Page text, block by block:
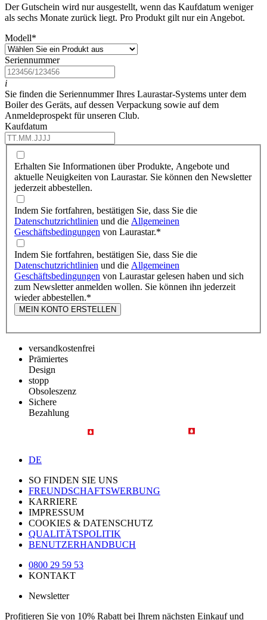
Der Gutschein wird nur ausgestellt, wenn das Kaufdatum weniger
als sechs Monate zurück liegt. Pro Produkt gilt nur ein Angebot.
Modell*
Seriennummer
i
Sie finden die Seriennummer Ihres Laurastar-Systems unter dem
Boiler des Geräts, auf dessen Verpackung sowie auf dem
Anmeldeprospekt für unseren Club.
Kaufdatum
Erhalten Sie Informationen über Produkte, Angebote und
aktuelle Neuigkeiten von Laurastar. Sie können den Newsletter
jederzeit abbestellen.
Indem Sie fortfahren, bestätigen Sie, dass Sie die
Datenschutzrichtlinien und die Allgemeinen
Geschäftsbedingungen von Laurastar.*
Indem Sie fortfahren, bestätigen Sie, dass Sie die
Datenschutzrichtlinien und die Allgemeinen
Geschäftsbedingungen von Laurastar gelesen haben und sich
zum Newsletter anmelden wollen. Sie können ihn jederzeit
wieder abbestellen.*
MEIN KONTO ERSTELLEN
versandkostenfrei
Prämiertes
Design
stopp
Obsoleszenz
Sichere
Bezahlung
DE
SO FINDEN SIE UNS
FREUNDSCHAFTSWERBUNG
KARRIERE
IMPRESSUM
COOKIES & DATENSCHUTZ
QUALITÄTSPOLITIK
BENUTZERHANDBUCH
0800 29 59 53
KONTAKT
Newsletter
Profitieren Sie von 10% Rabatt bei Ihrem nächsten Einkauf und